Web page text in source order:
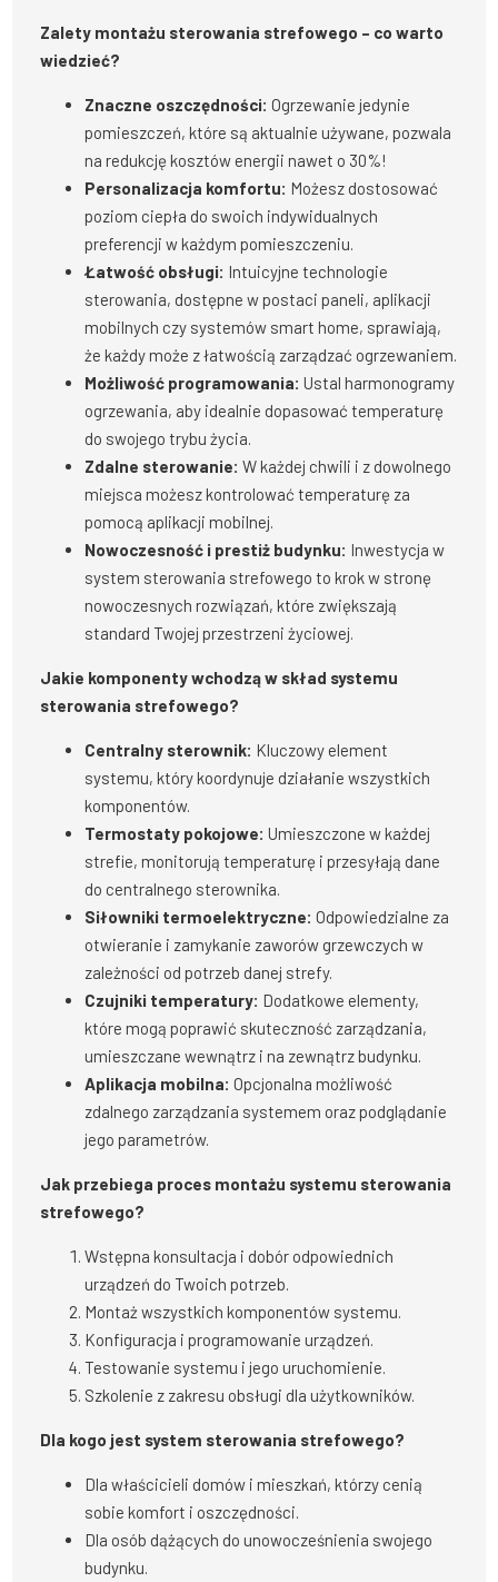
Zalety montażu sterowania strefowego – co warto
wiedzieć?
Znaczne oszczędności: Ogrzewanie jedynie
pomieszczeń, które są aktualnie używane, pozwala
na redukcję kosztów energii nawet o 30%!
Personalizacja komfortu: Możesz dostosować
poziom ciepła do swoich indywidualnych
preferencji w każdym pomieszczeniu.
Łatwość obsługi: Intuicyjne technologie
sterowania, dostępne w postaci paneli, aplikacji
mobilnych czy systemów smart home, sprawiają,
że każdy może z łatwością zarządzać ogrzewaniem.
Możliwość programowania: Ustal harmonogramy
ogrzewania, aby idealnie dopasować temperaturę
do swojego trybu życia.
Zdalne sterowanie: W każdej chwili i z dowolnego
miejsca możesz kontrolować temperaturę za
pomocą aplikacji mobilnej.
Nowoczesność i prestiż budynku: Inwestycja w
system sterowania strefowego to krok w stronę
nowoczesnych rozwiązań, które zwiększają
standard Twojej przestrzeni życiowej.
Jakie komponenty wchodzą w skład systemu
sterowania strefowego?
Centralny sterownik: Kluczowy element
systemu, który koordynuje działanie wszystkich
komponentów.
Termostaty pokojowe: Umieszczone w każdej
strefie, monitorują temperaturę i przesyłają dane
do centralnego sterownika.
Siłowniki termoelektryczne: Odpowiedzialne za
otwieranie i zamykanie zaworów grzewczych w
zależności od potrzeb danej strefy.
Czujniki temperatury: Dodatkowe elementy,
które mogą poprawić skuteczność zarządzania,
umieszczane wewnątrz i na zewnątrz budynku.
Aplikacja mobilna: Opcjonalna możliwość
zdalnego zarządzania systemem oraz podglądanie
jego parametrów.
Jak przebiega proces montażu systemu sterowania
strefowego?
Wstępna konsultacja i dobór odpowiednich
urządzeń do Twoich potrzeb.
Montaż wszystkich komponentów systemu.
Konfiguracja i programowanie urządzeń.
Testowanie systemu i jego uruchomienie.
Szkolenie z zakresu obsługi dla użytkowników.
Dla kogo jest system sterowania strefowego?
Dla właścicieli domów i mieszkań, którzy cenią
sobie komfort i oszczędności.
Dla osób dążących do unowocześnienia swojego
budynku.